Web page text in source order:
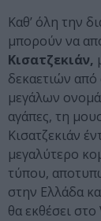
Καθ’ όλη την
μπορούν να
Κισατζεκιάν,
δεκαετιών
μεγάλων
αγάπες, τη
Κισατζεκιάν
μεγαλύτερο
τύπου,
στην Ελλάδα
θα εκθέσει